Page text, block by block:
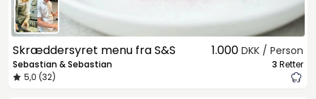
Skræddersyret menu fra S&S
Sebastian & Sebastian
5,0 (32)
1.000 DKK / Person
3 Retter